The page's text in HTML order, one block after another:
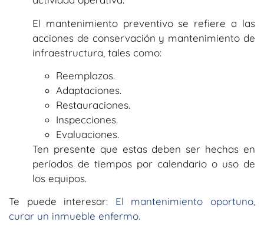
El mantenimiento preventivo se refiere a las
acciones de conservación y mantenimiento de
infraestructura, tales como:
Reemplazos.
Adaptaciones.
Restauraciones.
Inspecciones.
Evaluaciones.
Ten presente que estas deben ser hechas en
períodos de tiempos por calendario o uso de
los equipos.
Te puede interesar: El mantenimiento oportuno,
curar un inmueble enfermo.